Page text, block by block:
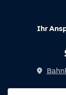
Ihr